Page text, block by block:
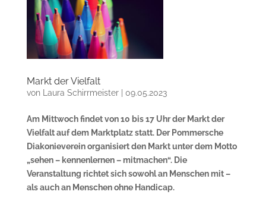
Markt der Vielfalt
von Laura Schirrmeister| 09.05.2023
Am Mittwoch findet von 10 bis 17 Uhr der Markt der
Vielfalt auf dem Marktplatz statt. Der Pommersche
Diakonieverein organisiert den Markt unter dem Motto
„sehen – kennenlernen – mitmachen“. Die
Veranstaltung richtet sich sowohl an Menschen mit –
als auch an Menschen ohne Handicap.